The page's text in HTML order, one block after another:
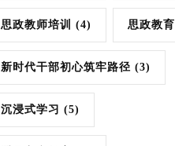
思政教师培训 (4) 思政教育
新时代干部初心筑牢路径 (3)
沉浸式学习 (5)